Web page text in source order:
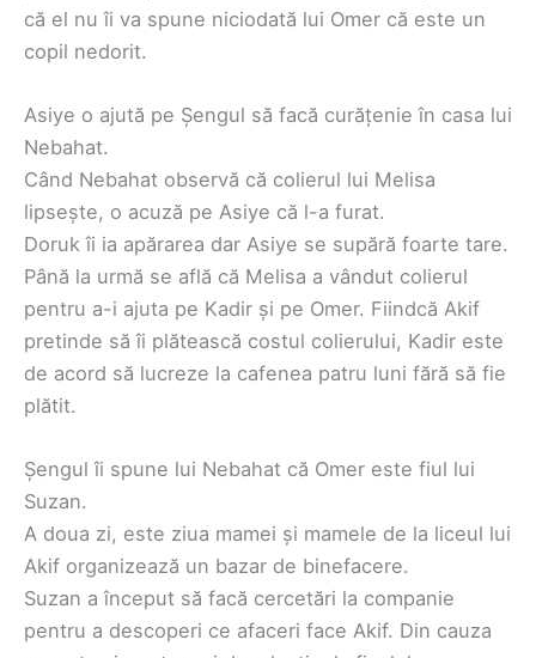
că el nu îi va spune niciodată lui Omer că este un
copil nedorit.
Asiye o ajută pe Șengul să facă curățenie în casa lui
Nebahat.
Când Nebahat observă că colierul lui Melisa
lipsește, o acuză pe Asiye că l-a furat.
Doruk îi ia apărarea dar Asiye se supără foarte tare.
Până la urmă se află că Melisa a vândut colierul
pentru a-i ajuta pe Kadir și pe Omer. Fiindcă Akif
pretinde să îi plătească costul colierului, Kadir este
de acord să lucreze la cafenea patru luni fără să fie
plătit.
Șengul îi spune lui Nebahat că Omer este fiul lui
Suzan.
A doua zi, este ziua mamei și mamele de la liceul lui
Akif organizează un bazar de binefacere.
Suzan a început să facă cercetări la companie
pentru a descoperi ce afaceri face Akif. Din cauza